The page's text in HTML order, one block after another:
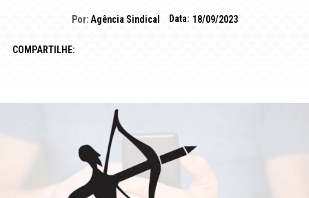
Por: Agência Sindical Data: 18/09/2023
COMPARTILHE: